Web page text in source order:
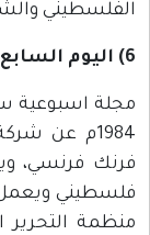
الفلسطيني
6) اليوم السابع:
مجلة اسبوعية
فرنك فرنسي،
فلسطيني
منظمة التحرير